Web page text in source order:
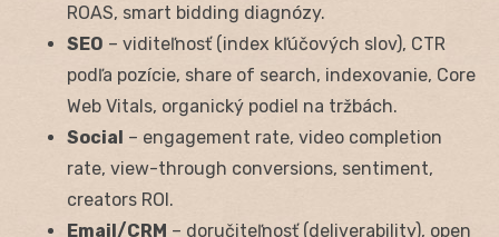
ROAS, smart bidding diagnózy.
SEO – viditeľnosť (index kľúčových slov), CTR
podľa pozície, share of search, indexovanie, Core
Web Vitals, organický podiel na tržbách.
Social – engagement rate, video completion
rate, view-through conversions, sentiment,
creators ROI.
Email/CRM – doručiteľnosť (deliverability), open